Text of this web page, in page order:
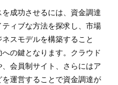
成功させるには、資金調達
ィブな方法を探求し、市場
スモデルを構築すること
の鍵となります。クラウド
会員制サイト、さらにはア
を運営することで資金調達が